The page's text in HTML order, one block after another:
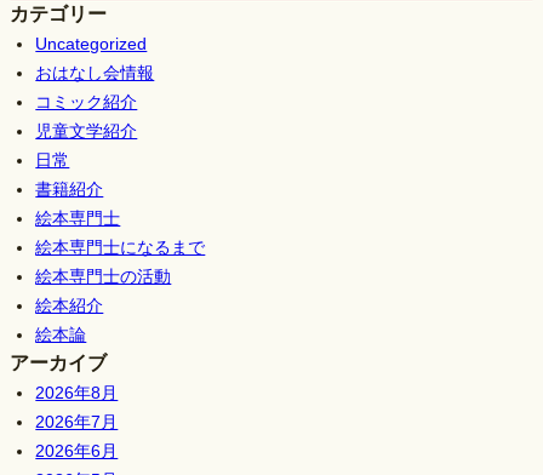
カテゴリー
Uncategorized
おはなし会情報
コミック紹介
児童文学紹介
日常
書籍紹介
絵本専門士
絵本専門士になるまで
絵本専門士の活動
絵本紹介
絵本論
アーカイブ
2026年8月
2026年7月
2026年6月